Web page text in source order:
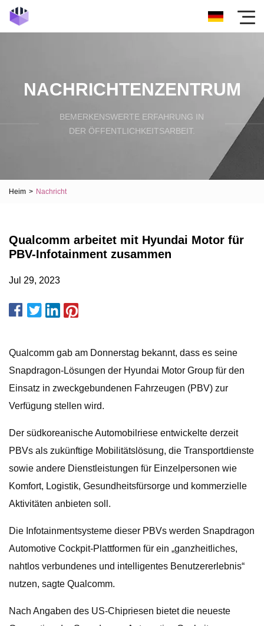
NACHRICHTENZENTRUM
BEMERKENSWERTE ERFAHRUNG IN
DER ÖFFENTLICHKEITSARBEIT.
Heim > Nachricht
Qualcomm arbeitet mit Hyundai Motor für
PBV-Infotainment zusammen
Jul 29, 2023
Qualcomm gab am Donnerstag bekannt, dass es seine
Snapdragon-Lösungen der Hyundai Motor Group für den
Einsatz in zweckgebundenen Fahrzeugen (PBV) zur
Verfügung stellen wird.
Der südkoreanische Automobilriese entwickelte derzeit
PBVs als zukünftige Mobilitätslösung, die Transportdienste
sowie andere Dienstleistungen für Einzelpersonen wie
Komfort, Logistik, Gesundheitsfürsorge und kommerzielle
Aktivitäten anbieten soll.
Die Infotainmentsysteme dieser PBVs werden Snapdragon
Automotive Cockpit-Plattformen für ein „ganzheitliches,
nahtlos verbundenes und intelligentes Benutzererlebnis“
nutzen, sagte Qualcomm.
Nach Angaben des US-Chipriesen bietet die neueste